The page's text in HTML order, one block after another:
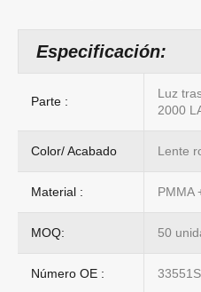
Especificación:
Parte :
Luz
2000
Color/ Acabado Lente
Material : PMMA
MOQ: 50
Número OE :